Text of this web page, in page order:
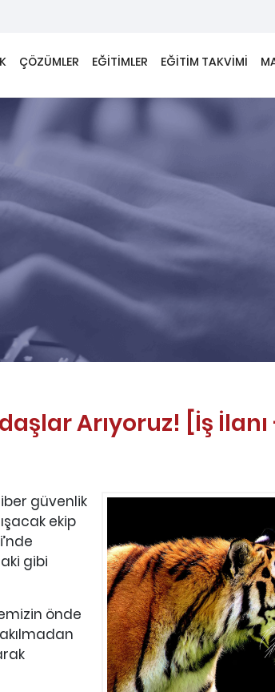
ÇÖZÜMLER EĞİTİMLER EĞİTİM TAKVİMİ
Arıyoruz! [İş İlanı
güvenlik
ekip
gibi
önde